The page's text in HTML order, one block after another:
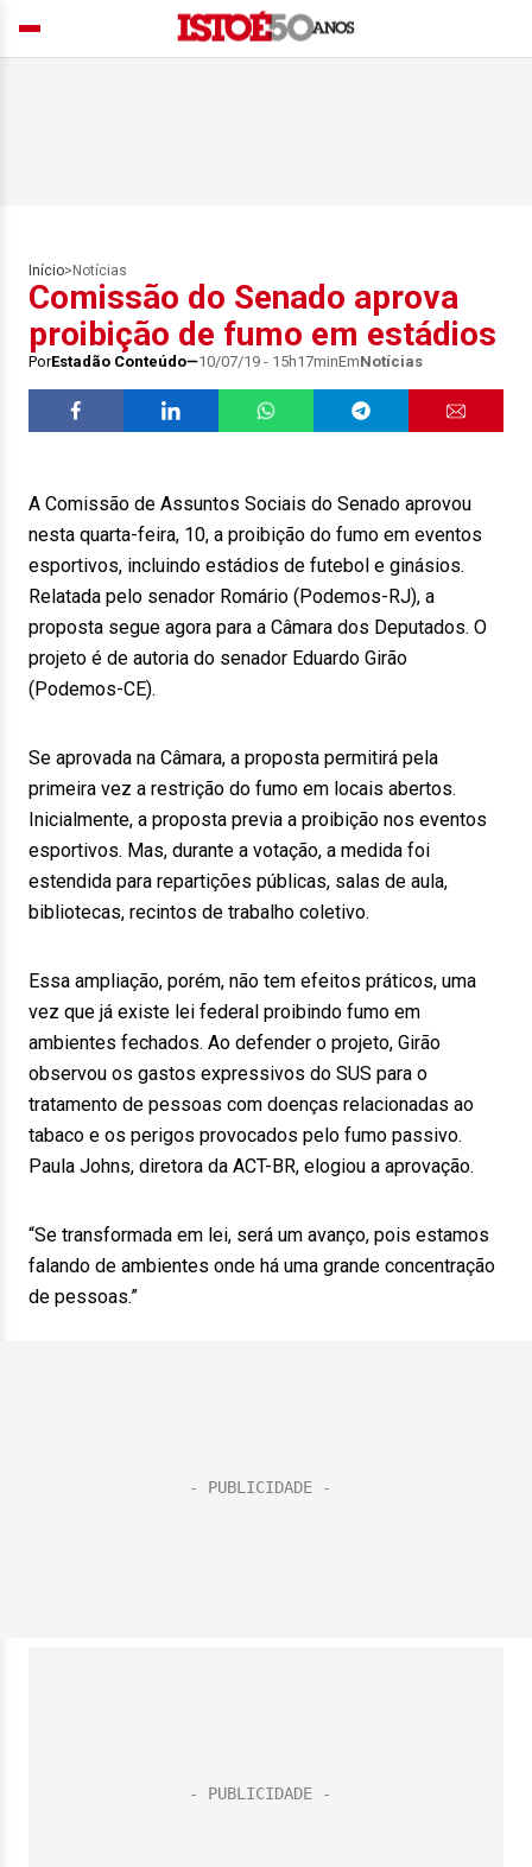
Início> Notícias
Comissão do Senado aprova
proibição de fumo em estádios
PorEstadão Conteúdo 10/07/19 - 15h17minEmNotícias
A Comissão de Assuntos Sociais do Senado aprovou
nesta quarta-feira, 10, a proibição do fumo em eventos
esportivos, incluindo estádios de futebol e ginásios.
Relatada pelo senador Romário (Podemos-RJ), a
proposta segue agora para a Câmara dos Deputados. O
projeto é de autoria do senador Eduardo Girão
(Podemos-CE).
Se aprovada na Câmara, a proposta permitirá pela
primeira vez a restrição do fumo em locais abertos.
Inicialmente, a proposta previa a proibição nos eventos
esportivos. Mas, durante a votação, a medida foi
estendida para repartições públicas, salas de aula,
bibliotecas, recintos de trabalho coletivo.
Essa ampliação, porém, não tem efeitos práticos, uma
vez que já existe lei federal proibindo fumo em
ambientes fechados. Ao defender o projeto, Girão
observou os gastos expressivos do SUS para o
tratamento de pessoas com doenças relacionadas ao
tabaco e os perigos provocados pelo fumo passivo.
Paula Johns, diretora da ACT-BR, elogiou a aprovação.
“Se transformada em lei, será um avanço, pois estamos
falando de ambientes onde há uma grande concentração
de pessoas.”